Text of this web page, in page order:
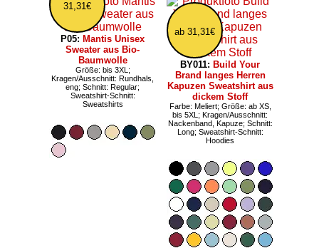
31,31€
P05: Mantis Unisex
Sweater aus Bio-
Baumwolle
Größe: bis 3XL;
Kragen/Ausschnitt: Rundhals,
eng; Schnitt: Regular;
Sweatshirt-Schnitt:
Sweatshirts
ab 31,31€
BY011: Build Your
Brand langes Herren
Kapuzen Sweatshirt aus
dickem Stoff
Farbe: Meliert; Größe: ab XS,
bis 5XL; Kragen/Ausschnitt:
Nackenband, Kapuze; Schnitt:
Long; Sweatshirt-Schnitt:
Hoodies